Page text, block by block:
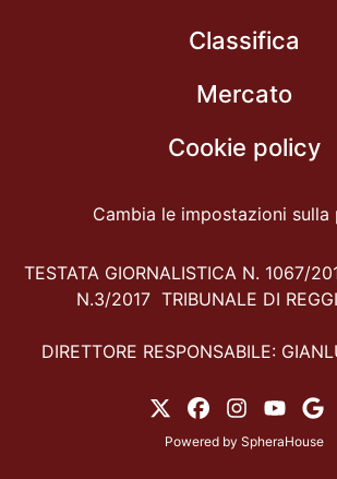
Classifica
Mercato
Cookie policy
Cambia le impostazioni sulla
TESTATA GIORNALISTICA N. 1067/
N.3/2017 TRIBUNALE DI
DIRETTORE RESPONSABILE:
Powered by SpheraHouse